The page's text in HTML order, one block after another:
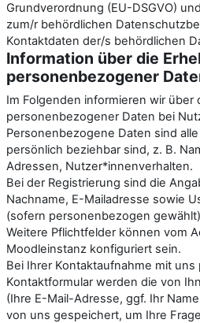
Grundverordnung (EU-DSGVO)
zum/r behördlichen
Kontaktdaten der/s behördlichen
Information über die
personenbezogener
Im Folgenden informieren wir über
personenbezogener Daten bei
Personenbezogene Daten sind
persönlich beziehbar sind, z. B.
Adressen, Nutzer*innenverhalten.
Bei der Registrierung sind die
Nachname, E-Mailadresse sowie
(sofern personenbezogen
Weitere Pflichtfelder können vom
Moodleinstanz konfiguriert sein.
Bei Ihrer Kontaktaufnahme mit
Kontaktformular werden die von
(Ihre E-Mail-Adresse, ggf. Ihr
von uns gespeichert, um Ihre